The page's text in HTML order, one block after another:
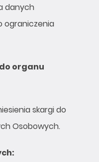
danych
ograniczenia
organu
skargi do
Osobowych.